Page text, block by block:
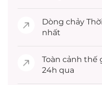
Dòng chảy
nhất
Toàn cảnh thế
24h qua